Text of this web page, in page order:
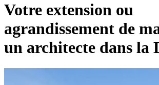
Votre extension ou
agrandissement de
un architecte dans la